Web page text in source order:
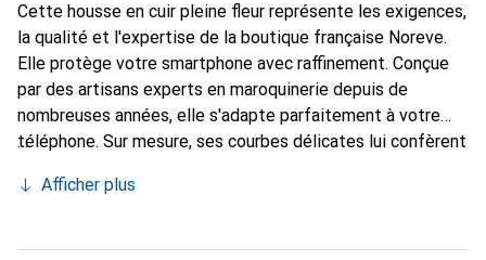
Cette housse en cuir pleine fleur représente les exigences,
la qualité et l'expertise de la boutique française Noreve.
Elle protège votre smartphone avec raffinement. Conçue
par des artisans experts en maroquinerie depuis de
nombreuses années, elle s'adapte parfaitement à votre
téléphone. Sur mesure, ses courbes délicates lui confèrent
et indispensable de votre smartphone. Reconnu
marque Noreve est un choix sûr pour une clientèle
Afficher plus